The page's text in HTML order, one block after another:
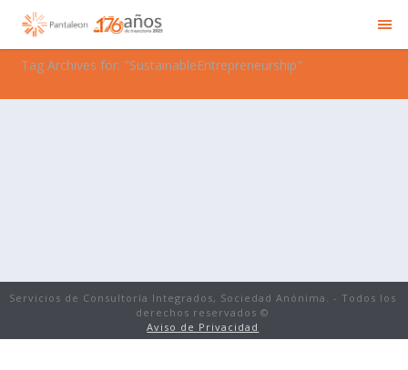
Tag Archives for: "SustainableEntrepreneurship"
Servicios de Consultoría Integrados, Sociedad Anónima. - Todos los
derechos reservados ©
Aviso de Privacidad